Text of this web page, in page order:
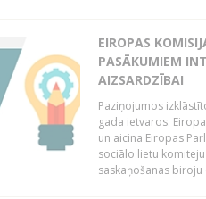
EIROPAS
PASĀKUMIEM
AIZSARDZĪBAI
Paziņojumos
gada ietvaros.
un aicina Eiropas
sociālo lietu
saskaņošanas biroju